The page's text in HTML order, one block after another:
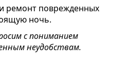
ремонт поврежденных
ночь.
с пониманием
неудобствам.